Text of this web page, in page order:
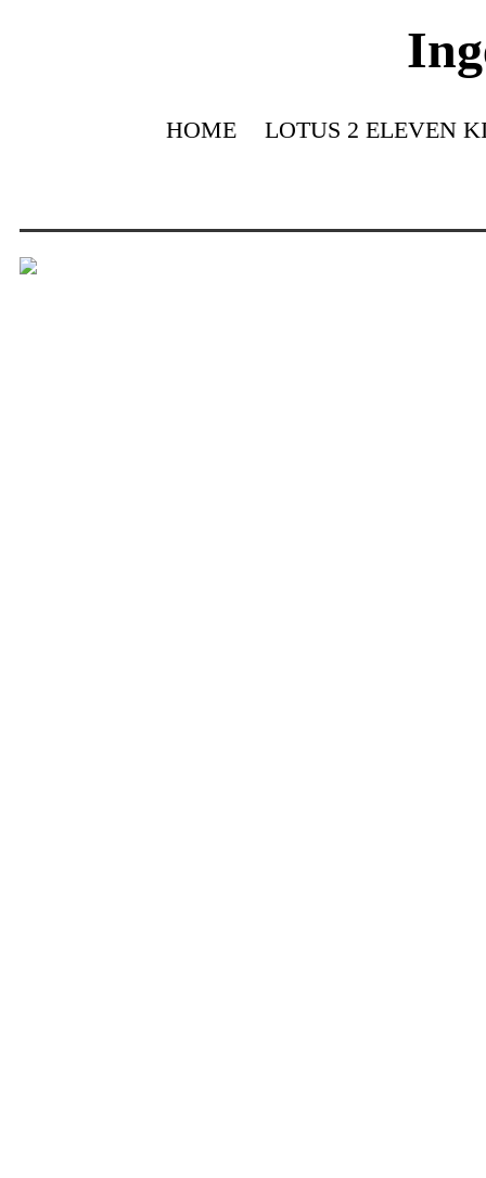
HOME LOTUS 2 ELEVEN